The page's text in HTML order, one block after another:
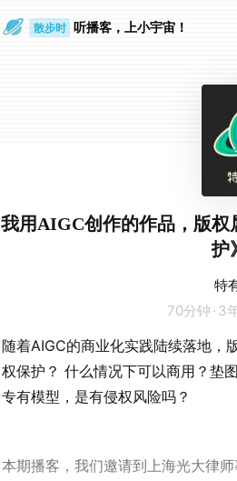
散步时 听播客，上小宇宙！
我用AIGC创作的作品，版
护
特
70分钟 · 3
随着AIGC的商业化实践陆续落地，
权保护？ 什么情况下可以商用？垫
专有模型，是有侵权风险吗？
本期播客，我们邀请到上海光大律